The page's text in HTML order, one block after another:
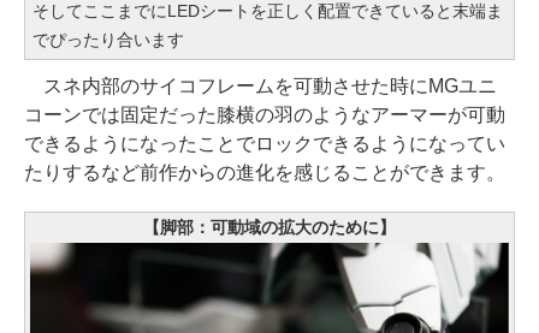
そしてここまでにLEDシートを正しく配置できていると末端ま
でぴったり合います
スネ内部のサイコフレームを可動させた時にMGユニ
コーンでは固定だった膝横の羽のようなアーマーが可動
できるようになったことでロックできるようになってい
たりするなど前作からの進化を感じることができます。
【脚部：可動域の拡大のために】